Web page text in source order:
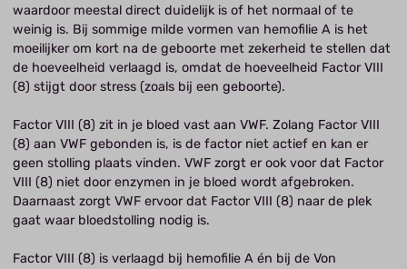
waardoor meestal direct duidelijk is of het normaal of te
weinig is. Bij sommige milde vormen van hemofilie A is het
moeilijker om kort na de geboorte met zekerheid te stellen dat
de hoeveelheid verlaagd is, omdat de hoeveelheid Factor VIII
(8) stijgt door stress (zoals bij een geboorte).
Factor VIII (8) zit in je bloed vast aan VWF. Zolang Factor VIII
(8) aan VWF gebonden is, is de factor niet actief en kan er
geen stolling plaats vinden. VWF zorgt er ook voor dat Factor
VIII (8) niet door enzymen in je bloed wordt afgebroken.
Daarnaast zorgt VWF ervoor dat Factor VIII (8) naar de plek
gaat waar bloedstolling nodig is.
Factor VIII (8) is verlaagd bij hemofilie A én bij de Von